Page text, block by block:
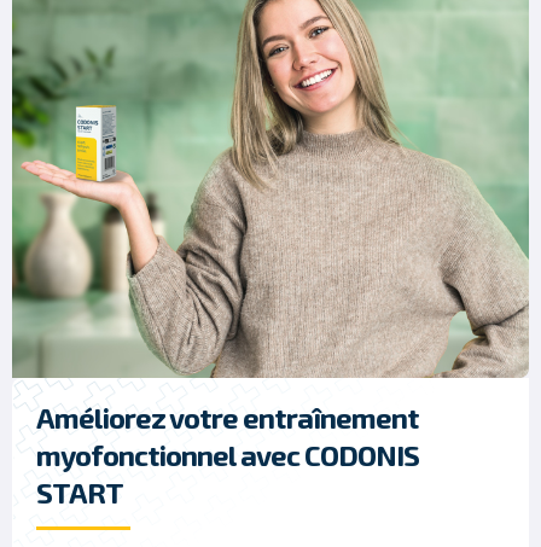
Améliorez votre entraînement
myofonctionnel avec CODONIS
START